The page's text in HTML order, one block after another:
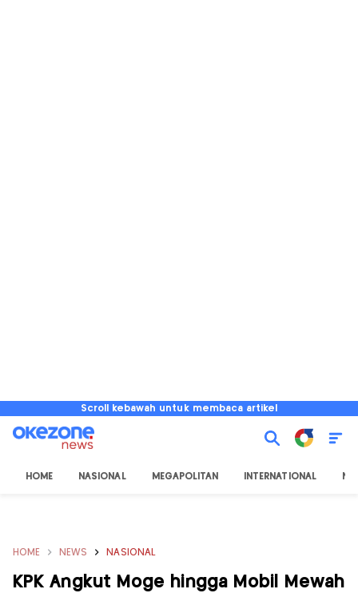
Scroll kebawah untuk membaca artikel
HOME NASIONAL MEGAPOLITAN INTERNATIONAL
HOME NEWS NASIONAL
KPK Angkut Moge hingga Mobil Mewah